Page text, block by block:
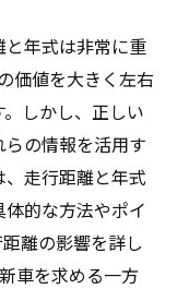
年式は非常に重
価値を大きく左右
しかし、正しい
の情報を活用す
走行距離と年式
的な方法やポイ
離の影響を詳し
車を求める一方